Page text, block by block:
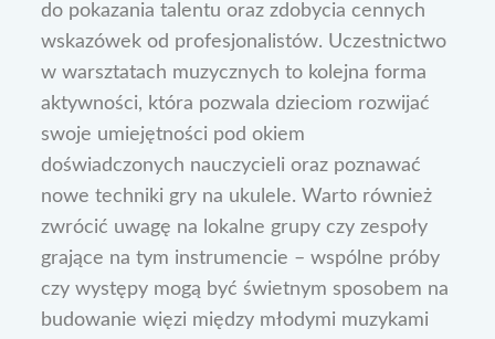
do pokazania talentu oraz zdobycia cennych
wskazówek od profesjonalistów. Uczestnictwo
w warsztatach muzycznych to kolejna forma
aktywności, która pozwala dzieciom rozwijać
swoje umiejętności pod okiem
doświadczonych nauczycieli oraz poznawać
nowe techniki gry na ukulele. Warto również
zwrócić uwagę na lokalne grupy czy zespoły
grające na tym instrumencie – wspólne próby
czy występy mogą być świetnym sposobem na
budowanie więzi między młodymi muzykami